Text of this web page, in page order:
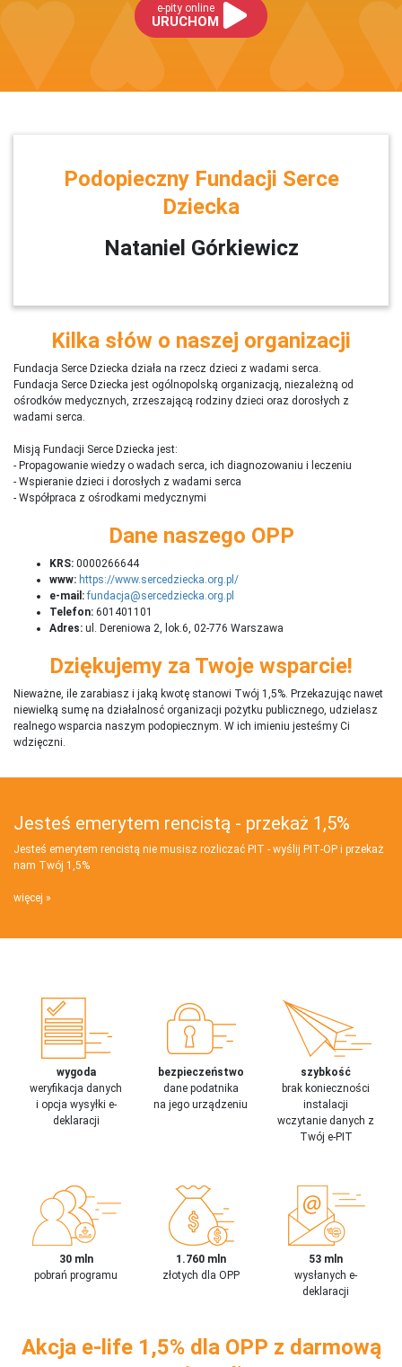
e-pity online
URUCHOM
Podopieczny Fundacji Serce
Dziecka
Nataniel Górkiewicz
Kilka słów o naszej organizacji
Fundacja Serce Dziecka działa na rzecz dzieci z wadami serca.
Fundacja Serce Dziecka jest ogólnopolską organizacją, niezależną od
ośrodków medycznych, zrzeszającą rodziny dzieci oraz dorosłych z
wadami serca.
Misją Fundacji Serce Dziecka jest:
- Propagowanie wiedzy o wadach serca, ich diagnozowaniu i leczeniu
- Wspieranie dzieci i dorosłych z wadami serca
- Współpraca z ośrodkami medycznymi
Dane naszego OPP
KRS: 0000266644
www: https://www.sercedziecka.org.pl/
e-mail: fundacja@sercedziecka.org.pl
Telefon: 601401101
Adres: ul. Dereniowa 2, lok.6, 02-776 Warszawa
Dziękujemy za Twoje wsparcie!
Nieważne, ile zarabiasz i jaką kwotę stanowi Twój 1,5%. Przekazując nawet
niewielką sumę na działalnosć organizacji pożytku publicznego, udzielasz
realnego wsparcia naszym podopiecznym. W ich imieniu jesteśmy Ci
wdzięczni.
Jesteś emerytem rencistą - przekaż 1,5%
Jesteś emerytem rencistą nie musisz rozliczać PIT - wyślij PIT‑OP i przekaż
nam Twój 1,5%
więcej
wygoda
weryfikacja danych
i opcja wysyłki e-
deklaracji
bezpieczeństwo
dane podatnika
na jego urządzeniu
szybkość
brak konieczności
instalacji
wczytanie danych z
Twój e-PIT
30 mln
pobrań programu
1.760 mln
złotych dla OPP
53 mln
wysłanych e-
deklaracji
Akcja e-life 1,5% dla OPP z darmową